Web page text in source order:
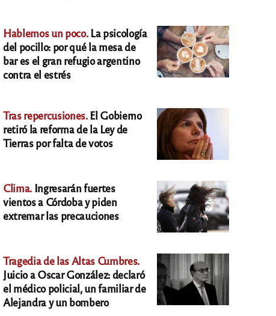
Hablemos un poco.La psicología
del pocillo: por qué la mesa de
bar es el gran refugio argentino
contra el estrés
Tras repercusiones.El Gobierno
retiró la reforma de la Ley de
Tierras por falta de votos
Clima. Ingresarán fuertes
vientos a Córdoba y piden
extremar las precauciones
Tragedia de las Altas Cumbres.
Juicio a Oscar González: declaró
el médico policial, un familiar de
Alejandra y un bombero